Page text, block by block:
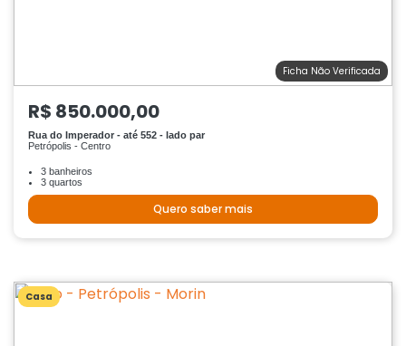
Ficha Não Verificada
R$ 850.000,00
Rua do Imperador - até 552 - lado par
Petrópolis - Centro
3 banheiros
3 quartos
Quero saber mais
Casa